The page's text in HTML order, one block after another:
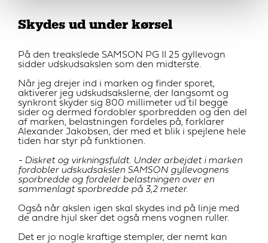
Skydes ud under kørsel
På den treakslede SAMSON PG II 25 gyllevogn
sidder udskudsakslen som den midterste.
Når jeg drejer ind i marken og finder sporet,
aktiverer jeg udskudsakslerne, der langsomt og
synkront skyder sig 800 millimeter ud til begge
sider og dermed fordobler sporbredden og den del
af marken, belastningen fordeles på, forklarer
Alexander Jakobsen, der med et blik i spejlene hele
tiden har styr på funktionen.
- Diskret og virkningsfuldt. Under arbejdet i marken
fordobler udskudsakslen SAMSON gyllevognens
sporbredde og fordeler belastningen over en
sammenlagt sporbredde på 3,2 meter.
Også når akslen igen skal skydes ind på linje med
de andre hjul sker det også mens vognen ruller.
Det er jo nogle kraftige stempler, der nemt kan